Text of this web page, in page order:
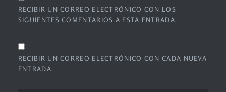
RECIBIR UN CORREO ELECTRÓNICO CON LOS
SIGUIENTES COMENTARIOS A ESTA ENTRADA.
RECIBIR UN CORREO ELECTRÓNICO CON CADA NUEVA
ENTRADA.